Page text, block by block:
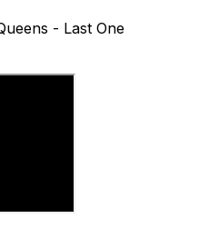
- Last One